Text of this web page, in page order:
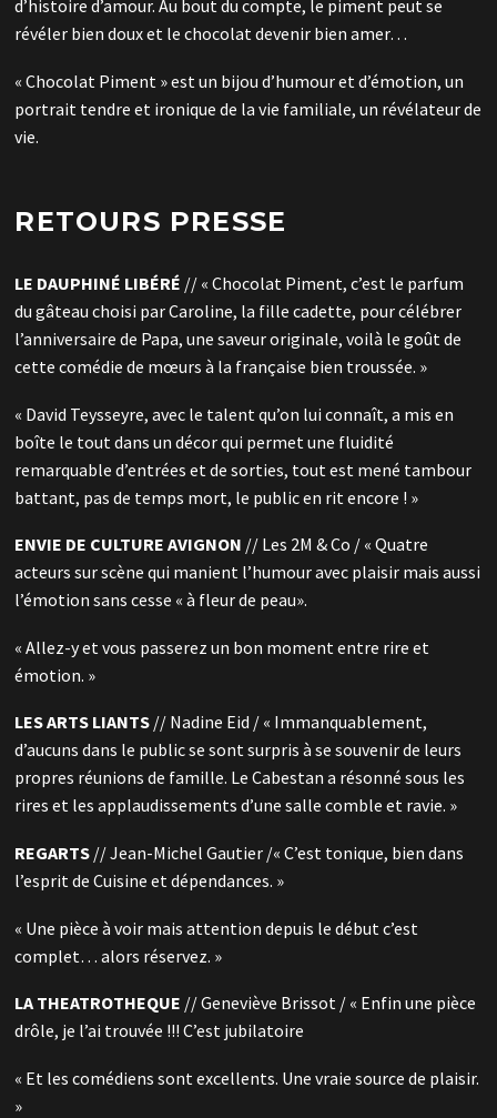
d’histoire d’amour. Au bout du compte, le piment peut se
révéler bien doux et le chocolat devenir bien amer…
« Chocolat Piment » est un bijou d’humour et d’émotion, un
portrait tendre et ironique de la vie familiale, un révélateur de
vie.
RETOURS PRESSE
LE DAUPHINÉ LIBÉRÉ // « Chocolat Piment, c’est le parfum
du gâteau choisi par Caroline, la fille cadette, pour célébrer
l’anniversaire de Papa, une saveur originale, voilà le goût de
cette comédie de mœurs à la française bien troussée. »
« David Teysseyre, avec le talent qu’on lui connaît, a mis en
boîte le tout dans un décor qui permet une fluidité
remarquable d’entrées et de sorties, tout est mené tambour
battant, pas de temps mort, le public en rit encore ! »
ENVIE DE CULTURE AVIGNON // Les 2M & Co / « Quatre
acteurs sur scène qui manient l’humour avec plaisir mais aussi
l’émotion sans cesse « à fleur de peau».
« Allez-y et vous passerez un bon moment entre rire et
émotion. »
LES ARTS LIANTS // Nadine Eid / « Immanquablement,
d’aucuns dans le public se sont surpris à se souvenir de leurs
propres réunions de famille. Le Cabestan a résonné sous les
rires et les applaudissements d’une salle comble et ravie. »
REGARTS // Jean-Michel Gautier /« C’est tonique, bien dans
l’esprit de Cuisine et dépendances. »
« Une pièce à voir mais attention depuis le début c’est
complet… alors réservez. »
LA THEATROTHEQUE // Geneviève Brissot / « Enfin une pièce
drôle, je l’ai trouvée !!! C’est jubilatoire
« Et les comédiens sont excellents. Une vraie source de plaisir.
»